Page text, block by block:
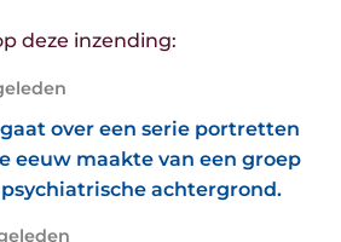
deze inzending:
over een serie portretten
eeuw maakte van een groep
achtergrond.